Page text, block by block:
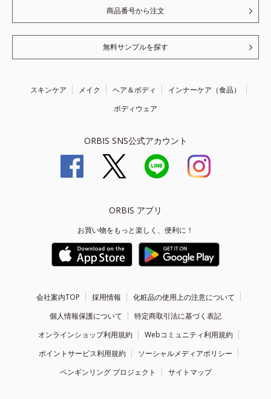
商品番号から注文
無料サンプルを探す
スキンケア メイク ヘア＆ボディ
インナーケア（食品）
ボディウェア
ORBIS SNS公式アカウント
ORBIS アプリ
お買い物をもっと楽しく、便利に！
会社案内TOP 採用情報
化粧品の使用上の注意について
個人情報保護について
特定商取引法に基づく表記
オンラインショップ利用規約
Webコミュニティ利用規約
ポイントサービス利用規約
ソーシャルメディアポリシー
ペンギンリング プロジェクト
サイトマップ